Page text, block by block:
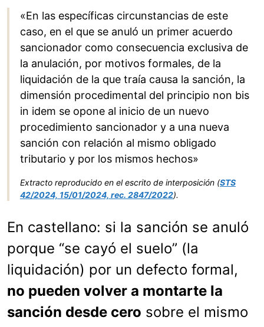
«En las específicas circunstancias de este
caso, en el que se anuló un primer acuerdo
sancionador como consecuencia exclusiva de
la anulación, por motivos formales, de la
liquidación de la que traía causa la sanción, la
dimensión procedimental del principio non bis
in idem se opone al inicio de un nuevo
procedimiento sancionador y a una nueva
sanción con relación al mismo obligado
tributario y por los mismos hechos»
Extracto reproducido en el escrito de interposición (STS
42/2024, 15/01/2024, rec. 2847/2022).
En castellano: si la sanción se anuló
porque “se cayó el suelo” (la
liquidación) por un defecto formal,
no pueden volver a montarte la
sanción desde cero sobre el mismo